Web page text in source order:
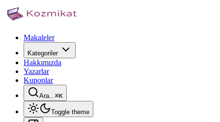
Makaleler
Kategoriler
Hakkımızda
Yazarlar
Kuponlar
Ara...⌘K
Toggle theme